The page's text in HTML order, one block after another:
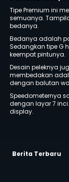
Tipe Premium ini
semuanya.
bedanya.
Bedanya adalah
Sedangkan tipe G
keempat pintunya.
Desain peleknya
membedakan
dengan balutan
Speedometernya
dengan layar 7
display.
Berita Terbaru